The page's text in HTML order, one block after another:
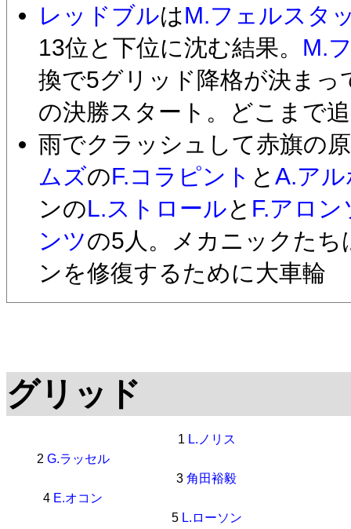
レッドブルはM.フェルスタ
13位と下位に沈む結果。 M.
換で5グリッド降格が決ま
の決勝スタート。どこまで
雨でクラッシュして赤旗の
ムズのF.コラピント と A.ア
ンのL.ストロールと F.アロン
ンツの5人。メカニックた
ンを修復するために大車輪
グリッド
1 L.ノリス
2 G.ラッセル
3 角田裕毅
4 E.オコン
5 L.ローソン